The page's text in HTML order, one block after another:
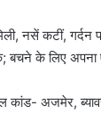
नसें कटीं, गर्दन
बचने के लिए अपना
अजमेर,